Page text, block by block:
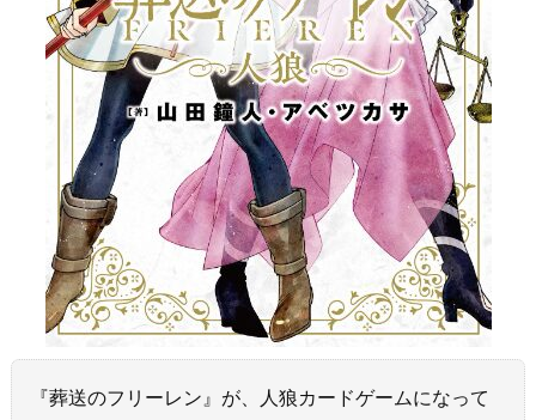
『葬送のフリーレン』が、人狼カードゲームになって